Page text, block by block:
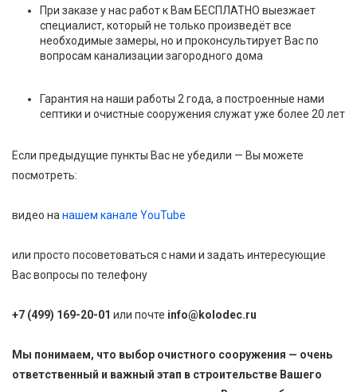
При заказе у нас работ к Вам БЕСПЛАТНО выезжает
специалист, который не только произведёт все
необходимые замеры, но и проконсультирует Вас по
вопросам канализации загородного дома
Гарантия на наши работы 2 года, а построенные нами
септики и очистные сооружения служат уже более 20 лет
Если предыдущие пункты Вас не убедили — Вы можете
посмотреть:
видео нанашем канале YouTube
или просто посоветоваться с нами и задать интересующие
Вас вопросы по телефону
+7 (499) 169-20-01 или почте info@kolodec.ru
Мы понимаем, что выбор очистного сооружения — очень
ответственный и важный этап в строительстве Вашего